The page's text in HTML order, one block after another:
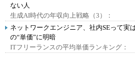
ない人
生成AI時代の年収向上戦略（3）：
ネットワークエンジニア、社内SEって
の“単価”に明暗
ITフリーランスの平均単価ランキング：